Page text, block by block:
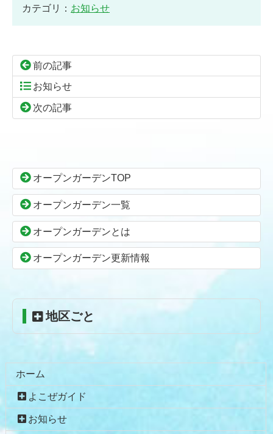
カテゴリ： お知らせ
前の記事
お知らせ
次の記事
ン
本
文
先
へ
る
の
頭
へ
る
オープンガーデンTOP
オープンガーデン一覧
オープンガーデンとは
オープンガーデン更新情報
地区ごと
ホーム
よこぜガイド
お知らせ